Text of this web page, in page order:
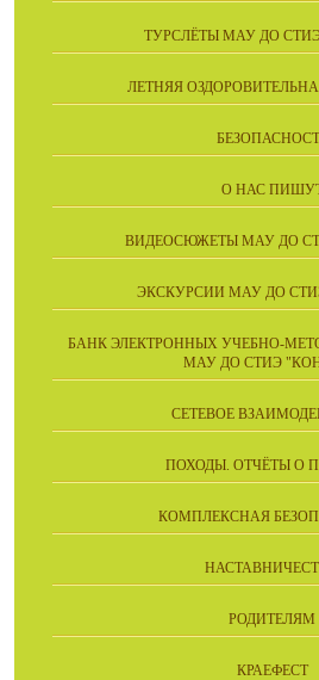
ТУРСЛЁТЫ МАУ ДО
ЛЕТНЯЯ
О НАС
ВИДЕОСЮЖЕТЫ МАУ ДО
ЭКСКУРСИИ МАУ ДО
БАНК ЭЛЕКТРОННЫХ УЧЕБНО-
МАУ ДО СТИЭ
СЕТЕВОЕ
ПОХОДЫ. ОТЧЁТЫ О
КОМПЛЕКСНАЯ
РОДИТЕЛЯМ
КРАЕФЕСТ